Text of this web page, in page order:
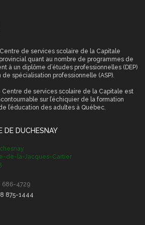
des
de services scolaire de la Capitale
quant au nombre de programmes de
à un diplôme d’études professionnelles (DEP)
spécialisation professionnelle (ASP).
Centre de services scolaire de la Capitale est
sur l’échiquier de la formation
l’éducation des adultes à Québec.
DE DUCHESNAY
de-la-Jacques-Cartier
686-4729
875-1444